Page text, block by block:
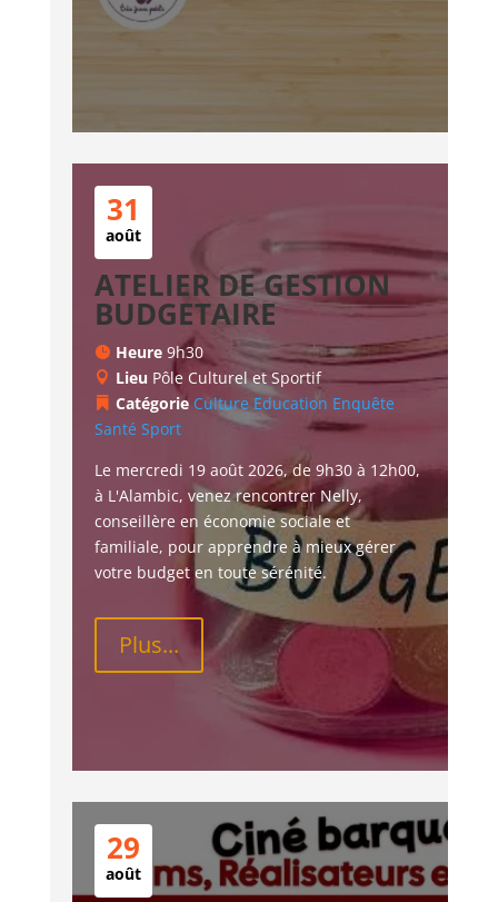
31
août
ATELIER DE GESTION
BUDGETAIRE
Heure 9h30
Lieu Pôle Culturel et Sportif
Catégorie Culture Education Enquête
Santé Sport
Le mercredi 19 août 2026, de 9h30 à 12h00,
à L'Alambic, venez rencontrer Nelly,
conseillère en économie sociale et
familiale, pour apprendre à mieux gérer
votre budget en toute sérénité.
Plus...
29
août